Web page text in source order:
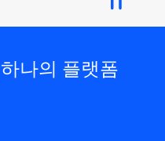
나의 플랫폼